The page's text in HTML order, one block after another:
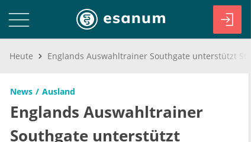
Heute
News Ausland
Englands Auswahltrainer
Southgate unterstützt